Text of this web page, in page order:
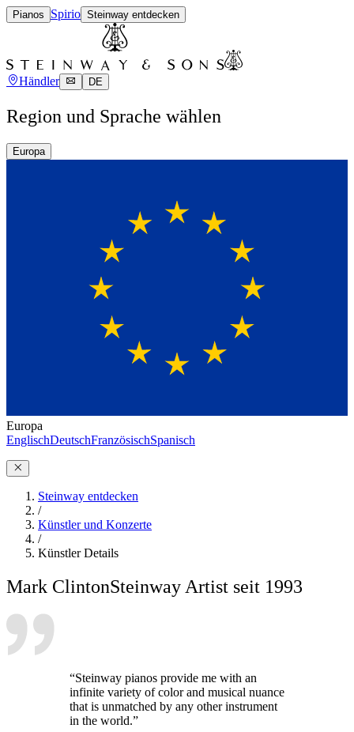
Pianos Spirio Steinway entdecken
Händler DE
Region und Sprache wählen
Europa
Europa
EnglischDeutschFranzösischSpanisch
Steinway entdecken
/
Künstler und Konzerte
/
Künstler Details
Mark ClintonSteinway Artist seit 1993
“Steinway pianos provide me with an
infinite variety of color and musical nuance
that is unmatched by any other instrument
in the world.”